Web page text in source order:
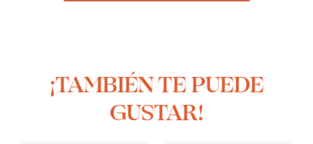
¡TAMBIÉN TE PUEDE
GUSTAR!